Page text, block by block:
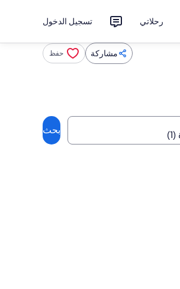
رحلاتي تسجيل الدخول
مشاركة حفظ
بحث